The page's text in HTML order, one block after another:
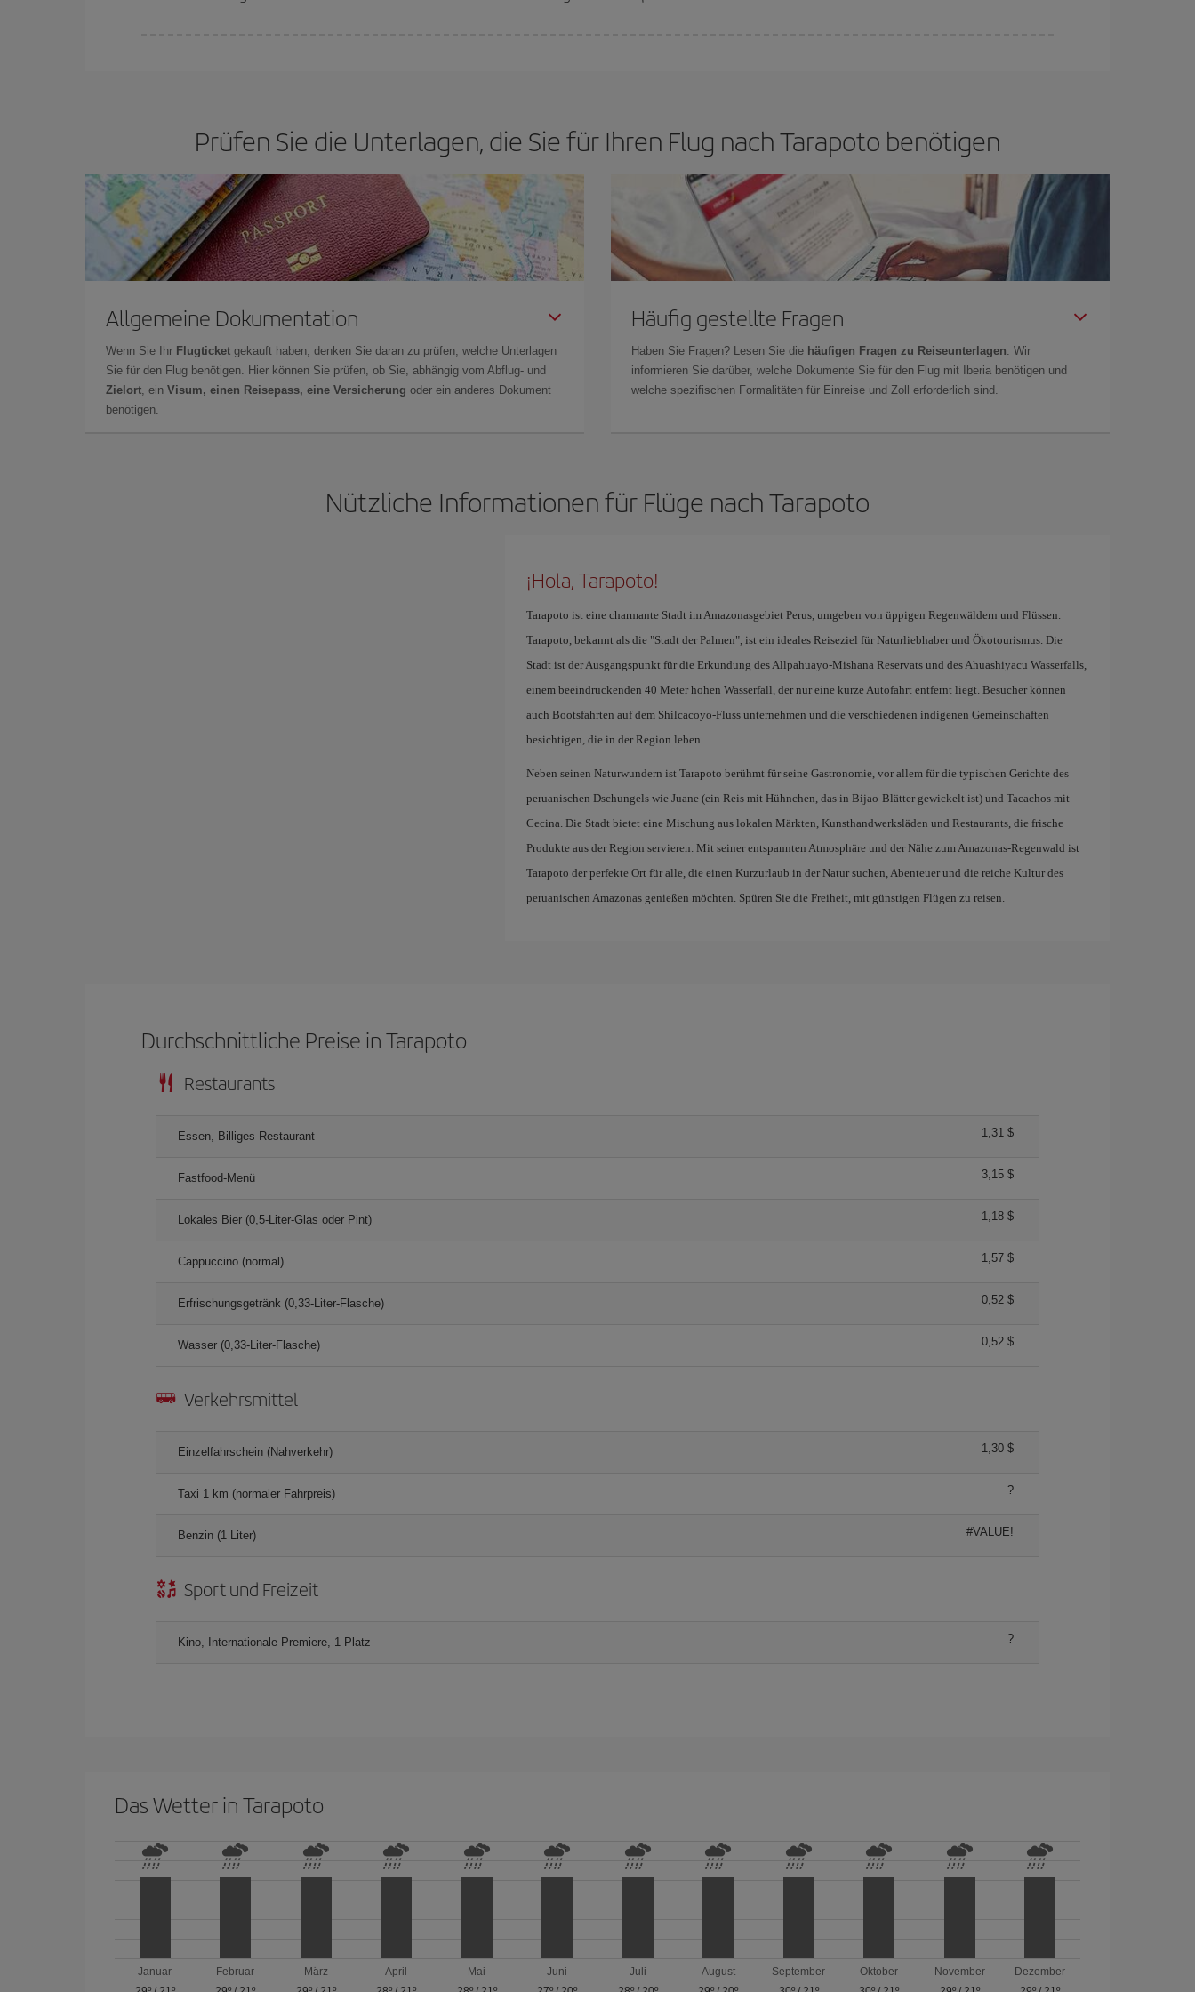
Prüfen Sie die Unterlagen, die Sie für Ihren Flug nach Tarapoto benötigen
Allgemeine Dokumentation
Wenn Sie Ihr Flugticket gekauft haben, denken Sie daran zu prüfen, welche Unterlagen
Sie für den Flug benötigen. Hier können Sie prüfen, ob Sie, abhängig vom Abflug- und
Zielort , ein Visum, einen Reisepass, eine Versicherung oder ein anderes Dokument
benötigen.
Häufig gestellte Fragen
Haben Sie Fragen? Lesen Sie die häufigen Fragen zu Reiseunterlagen: Wir
informieren Sie darüber, welche Dokumente Sie für den Flug mit Iberia benötigen und
welche spezifischen Formalitäten für Einreise und Zoll erforderlich sind.
Nützliche Informationen für Flüge nach Tarapoto
¡Hola, Tarapoto!
Tarapoto ist eine charmante Stadt im Amazonasgebiet Perus, umgeben von üppigen Regenwäldern und Flüssen.
Tarapoto, bekannt als die "Stadt der Palmen", ist ein ideales Reiseziel für Naturliebhaber und Ökotourismus. Die
Stadt ist der Ausgangspunkt für die Erkundung des Allpahuayo-Mishana Reservats und des Ahuashiyacu Wasserfalls,
einem beeindruckenden 40 Meter hohen Wasserfall, der nur eine kurze Autofahrt entfernt liegt. Besucher können
auch Bootsfahrten auf dem Shilcacoyo-Fluss unternehmen und die verschiedenen indigenen Gemeinschaften
besichtigen, die in der Region leben.
Neben seinen Naturwundern ist Tarapoto berühmt für seine Gastronomie, vor allem für die typischen Gerichte des
peruanischen Dschungels wie Juane (ein Reis mit Hühnchen, das in Bijao-Blätter gewickelt ist) und Tacachos mit
Cecina. Die Stadt bietet eine Mischung aus lokalen Märkten, Kunsthandwerksläden und Restaurants, die frische
Produkte aus der Region servieren. Mit seiner entspannten Atmosphäre und der Nähe zum Amazonas-Regenwald ist
Tarapoto der perfekte Ort für alle, die einen Kurzurlaub in der Natur suchen, Abenteuer und die reiche Kultur des
peruanischen Amazonas genießen möchten. Spüren Sie die Freiheit, mit günstigen Flügen zu reisen.
Durchschnittliche Preise in Tarapoto
Restaurants
Essen, Billiges Restaurant 1,31 $
Fastfood-Menü 3,15 $
Lokales Bier (0,5-Liter-Glas oder Pint) 1,18 $
Cappuccino (normal) 1,57 $
Erfrischungsgetränk (0,33-Liter-Flasche) 0,52 $
Wasser (0,33-Liter-Flasche) 0,52 $
Verkehrsmittel
Einzelfahrschein (Nahverkehr) 1,30 $
Taxi 1 km (normaler Fahrpreis) ?
Benzin (1 Liter) #VALUE!
Sport und Freizeit
Kino, Internationale Premiere, 1 Platz ?
Das Wetter in Tarapoto
Januar
Februar
März
April
Mai
Juni
Juli
August
September
Oktober
November
Dezember